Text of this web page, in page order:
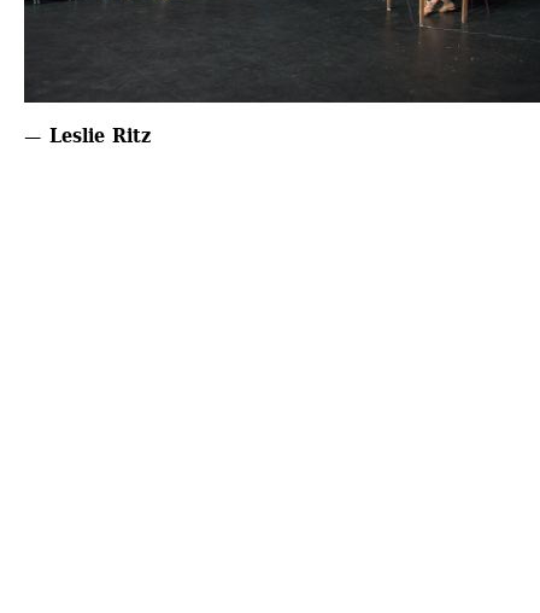
— Leslie Ritz